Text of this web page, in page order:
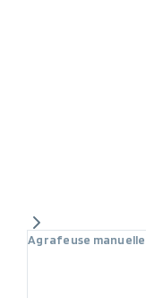
Agrafeuse manuelle